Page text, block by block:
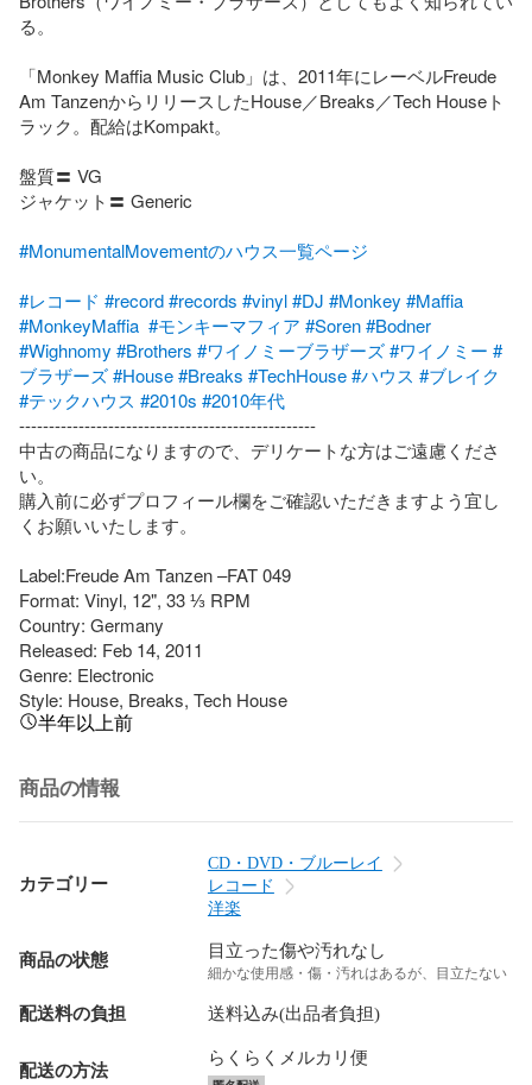
る。
「Monkey Maffia Music Club」は、2011年にレーベルFreude
Am TanzenからリリースしたHouse／Breaks／Tech Houseト
ラック。配給はKompakt。
盤質〓 VG
ジャケット〓 Generic
#MonumentalMovementのハウス一覧ページ
#レコード #record#records #vinyl#DJ #Monkey #Maffia
#MonkeyMaffia #モンキーマフィア #Soren#Bodner
#Wighnomy #Brothers #ワイノミーブラザーズ#ワイノミー #
ブラザーズ#House#Breaks #TechHouse#ハウス #ブレイク
#テックハウス #2010s #2010年代
--------------------------------------------------
中古の商品になりますので、デリケートな方はご遠慮くださ
い。
購入前に必ずプロフィール欄をご確認いただきますよう宜し
くお願いいたします。
Label:Freude Am Tanzen –FAT 049
Format: Vinyl, 12", 33 ⅓ RPM
Country: Germany
Released: Feb 14, 2011
Genre: Electronic
Style: House, Breaks, Tech House
半年以上前
商品の情報
カテゴリー
CD・DVD・ブルーレイ
レコード
洋楽
商品の状態 目立った傷や汚れなし
細かな使用感・傷・汚れはあるが、目立たない
配送料の負担 送料込み(出品者負担)
配送の方法
らくらくメルカリ便